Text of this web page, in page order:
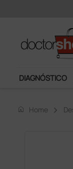
DIAGNÓSTICO
home Home